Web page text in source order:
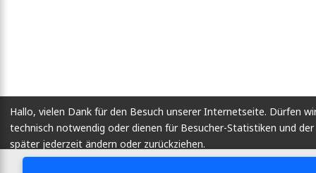
Hallo, vielen Dank für den Besuch unserer Internetseite. Dürfen
technisch notwendig oder dienen für Besucher-Statistiken und
später jederzeit ändern oder zurückziehen.